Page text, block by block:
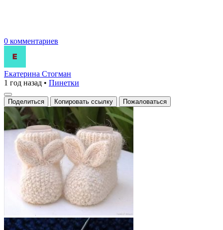
0 комментариев
Екатерина Стогман
1 год назад • Пинетки
Поделиться Копировать ссылку Пожаловаться